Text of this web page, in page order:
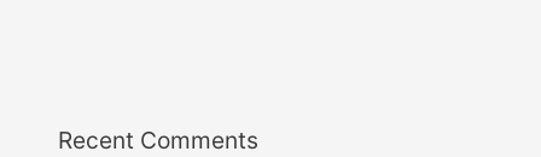
Recent Comments